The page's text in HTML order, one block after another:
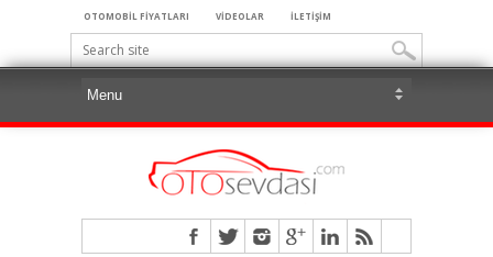
OTOMOBİL FİYATLARI VİDEOLAR İLETİŞİM